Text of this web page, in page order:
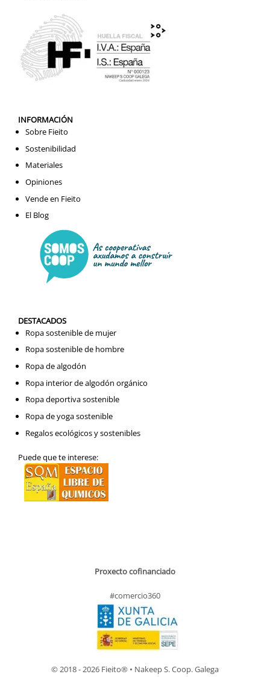
INFORMACIÓN
Sobre Fieito
Sostenibilidad
Materiales
Opiniones
Vende en Fieito
El Blog
DESTACADOS
Ropa sostenible de mujer
Ropa sostenible de hombre
Ropa de algodón
Ropa interior de algodón orgánico
Ropa deportiva sostenible
Ropa de yoga sostenible
Regalos ecológicos y sostenibles
Puede que te interese:
Proxecto cofinanciado
#comercio360
© 2018 - 2026 Fieito® • Nakeep S. Coop. Galega